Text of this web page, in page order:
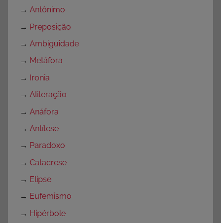
→ Antônimo
→ Preposição
→ Ambiguidade
→ Metáfora
→ Ironia
→ Aliteração
→ Anáfora
→ Antítese
→ Paradoxo
→ Catacrese
→ Elipse
→ Eufemismo
→ Hipérbole